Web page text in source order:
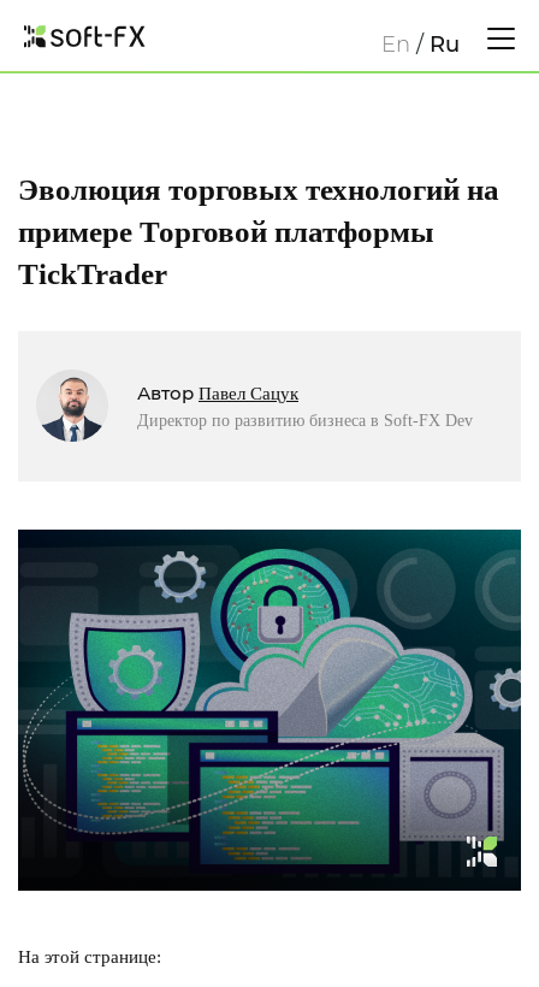
En / Ru
Эволюция торговых технологий на
примере Торговой платформы
TickTrader
Автор Павел Сацук
Директор по развитию бизнеса в Soft-FX Dev
На этой странице: